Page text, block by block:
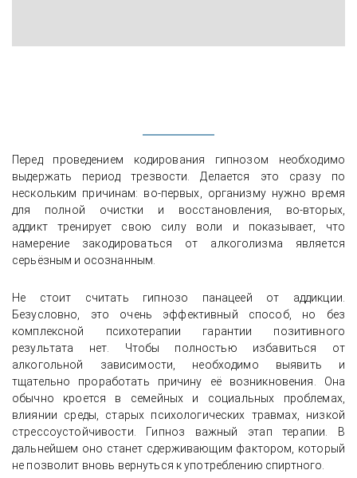
Перед проведением кодирования гипнозом необходимо
выдержать период трезвости. Делается это сразу по
нескольким причинам: во-первых, организму нужно время
для полной очистки и восстановления, во-вторых,
аддикт тренирует свою силу воли и показывает, что
намерение закодироваться от алкоголизма является
серьёзным и осознанным.
Не стоит считать гипнозо панацеей от аддикции.
Безусловно, это очень эффективный способ, но без
комплексной психотерапии гарантии позитивного
результата нет. Чтобы полностью избавиться от
алкогольной зависимости, необходимо выявить и
тщательно проработать причину её возникновения. Она
обычно кроется в семейных и социальных проблемах,
влиянии среды, старых психологических травмах, низкой
стрессоустойчивости. Гипноз важный этап терапии. В
дальнейшем оно станет сдерживающим фактором, который
не позволит вновь вернуться к употреблению спиртного.